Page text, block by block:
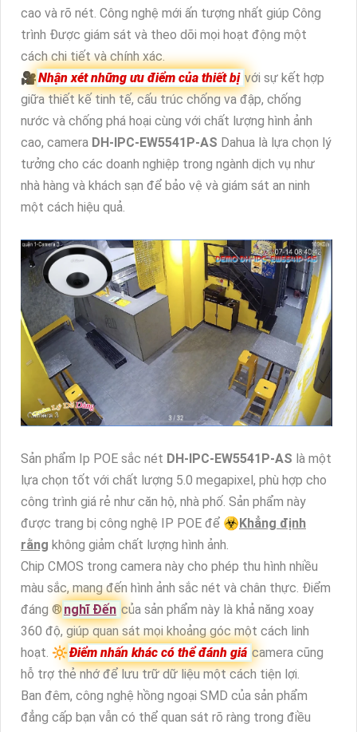
cao và rõ nét. Công nghệ mới ấn tượng nhất giúp Công
trình Được giám sát và theo dõi mọi hoạt động một
cách chi tiết và chính xác.
🎥Nhận xét những ưu điểm của thiết bị với sự kết hợp
giữa thiết kế tinh tế, cấu trúc chống va đập, chống
nước và chống phá hoại cùng với chất lượng hình ảnh
cao, camera DH-IPC-EW5541P-AS Dahua là lựa chọn lý
tưởng cho các doanh nghiệp trong ngành dịch vụ như
nhà hàng và khách sạn để bảo vệ và giám sát an ninh
một cách hiệu quả.
Sản phẩm Ip POE sắc nét DH-IPC-EW5541P-AS là một
lựa chọn tốt với chất lượng 5.0 megapixel, phù hợp cho
công trình giá rẻ như căn hộ, nhà phố. Sản phẩm này
được trang bị công nghệ IP POE để ☣️ Khẳng định
rằng không giảm chất lượng hình ảnh.
Chip CMOS trong camera này cho phép thu hình nhiều
màu sắc, mang đến hình ảnh sắc nét và chân thực. Điểm
đáng ®️ nghĩ Đến của sản phẩm này là khả năng xoay
360 độ, giúp quan sát mọi khoảng góc một cách linh
hoạt. 🔆Điểm nhấn khác có thể đánh giá camera cũng
hỗ trợ thẻ nhớ để lưu trữ dữ liệu một cách tiện lợi.
Ban đêm, công nghệ hồng ngoại SMD của sản phẩm
đẳng cấp bạn vẫn có thể quan sát rõ ràng trong điều